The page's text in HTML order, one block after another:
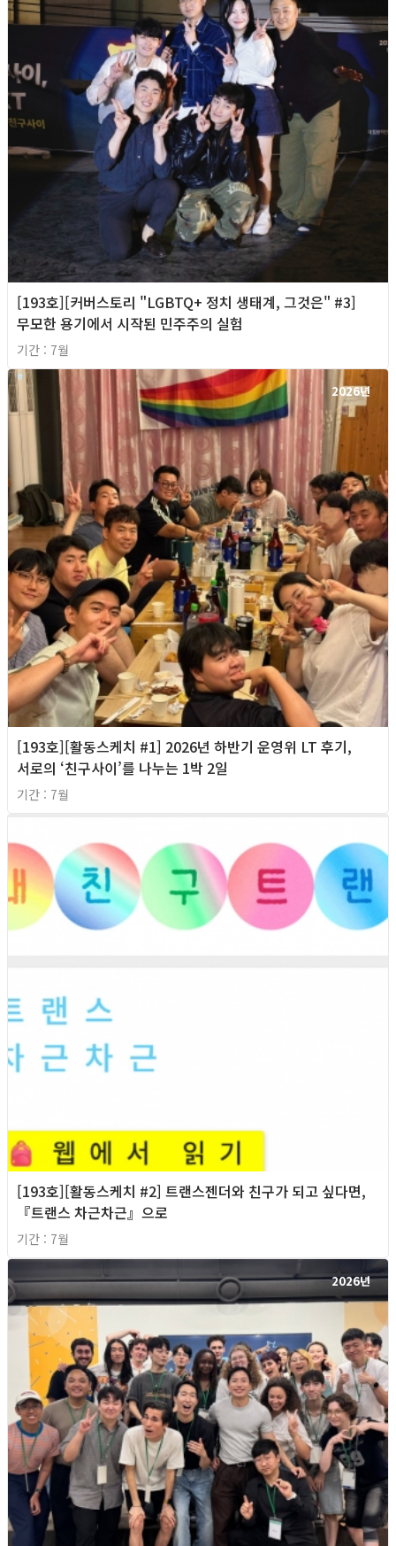
[193호][커버스토리 "LGBTQ+ 정치 생태계, 그것은" #3]
무모한 용기에서 시작된 민주주의 실험
기간 : 7월
2026년
[193호][활동스케치 #1] 2026년 하반기 운영위 LT 후기,
서로의 ‘친구사이’를 나누는 1박 2일
기간 : 7월
[193호][활동스케치 #2] 트랜스젠더와 친구가 되고 싶다면,
『트랜스 차근차근』으로
기간 : 7월
2026년